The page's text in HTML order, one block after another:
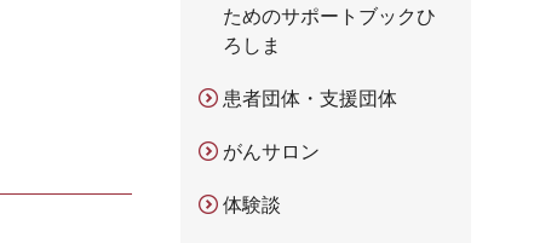
ためのサポートブックひ
ろしま
患者団体・支援団体
がんサロン
体験談